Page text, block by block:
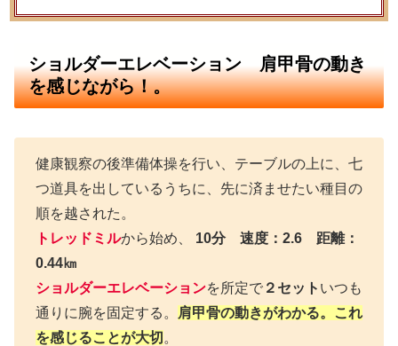
ショルダーエレベーション 肩甲骨の動き
を感じながら！。
健康観察の後準備体操を行い、テーブルの上に、七
つ道具を出しているうちに、先に済ませたい種目の
順を越された。
トレッドミルから始め、 10分 速度：2.6 距離：
0.44㎞
ショルダーエレベーションを所定で ２セット いつも
通りに腕を固定する。
肩甲骨の動きがわかる。これ
を感じることが大切 。